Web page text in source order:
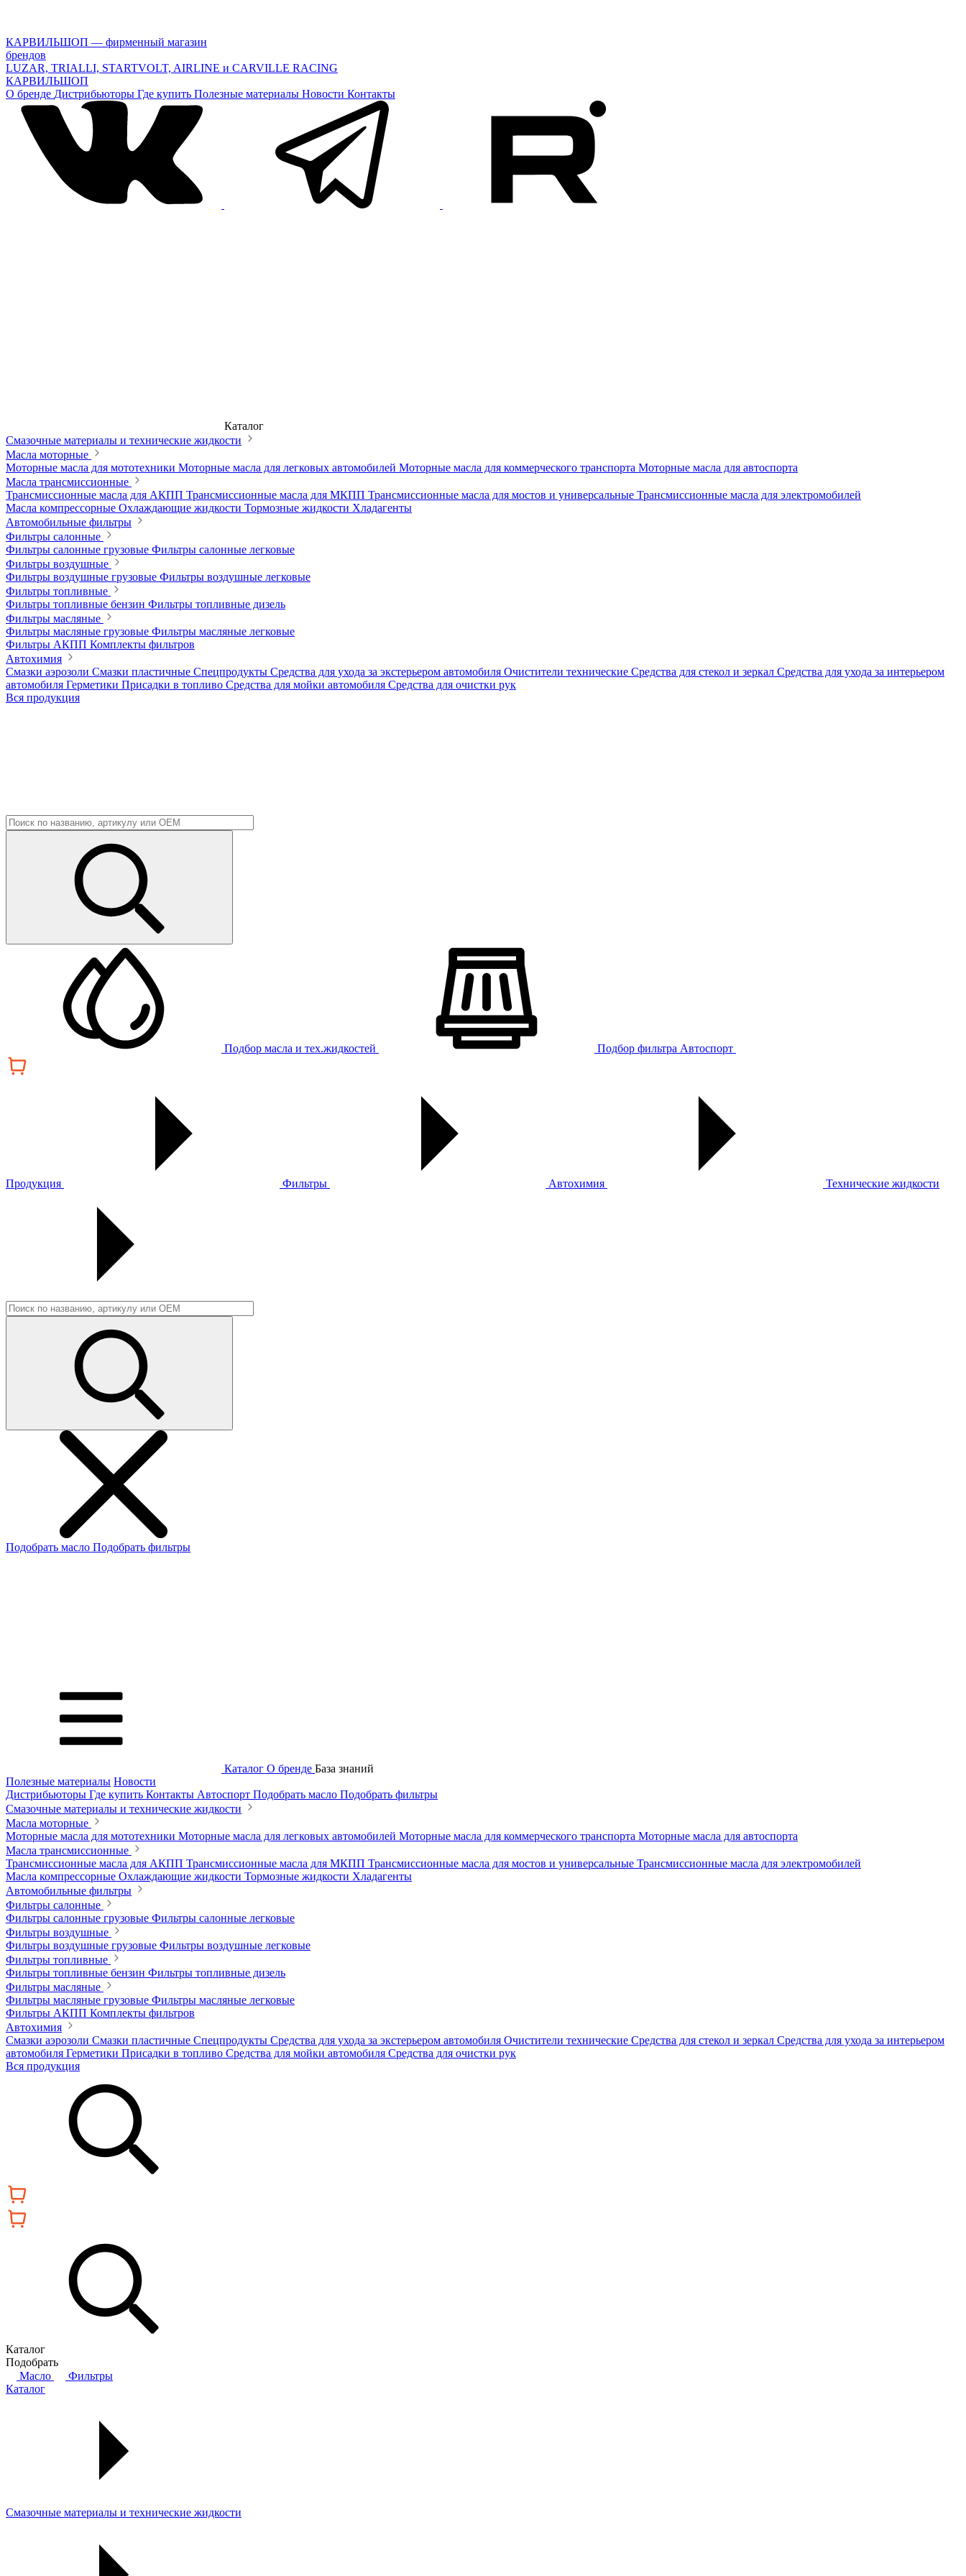
КАРВИЛЬШОП — фирменный магазин
брендов
LUZAR, TRIALLI, STARTVOLT, AIRLINE и CARVILLE RACING
КАРВИЛЬШОП
О бренде Дистрибьюторы Где купить Полезные материалы Новости Контакты
Каталог
Смазочные материалы и технические жидкости
Масла моторные
Моторные масла для мототехники Моторные масла для легковых автомобилей Моторные масла для коммерческого транспорта Моторные масла для автоспорта
Масла трансмиссионные
Трансмиссионные масла для АКПП Трансмиссионные масла для МКПП Трансмиссионные масла для мостов и универсальные Трансмиссионные масла для электромобилей
Масла компрессорные Охлаждающие жидкости Тормозные жидкости Хладагенты
Автомобильные фильтры
Фильтры салонные
Фильтры салонные грузовые Фильтры салонные легковые
Фильтры воздушные
Фильтры воздушные грузовые Фильтры воздушные легковые
Фильтры топливные
Фильтры топливные бензин Фильтры топливные дизель
Фильтры масляные
Фильтры масляные грузовые Фильтры масляные легковые
Фильтры АКПП Комплекты фильтров
Автохимия
Смазки аэрозоли Смазки пластичные Спецпродукты Средства для ухода за экстерьером автомобиля Очистители технические Средства для стекол и зеркал Средства для ухода за интерьером
автомобиля Герметики Присадки в топливо Средства для мойки автомобиля Средства для очистки рук
Вся продукция
Подбор масла и тех.жидкостей Подбор фильтра Автоспорт
Продукция Фильтры Автохимия Технические жидкости
Подобрать масло Подобрать фильтры
Каталог О бренде База знаний
Полезные материалы Новости
Дистрибьюторы Где купить Контакты Автоспорт Подобрать масло Подобрать фильтры
Смазочные материалы и технические жидкости
Масла моторные
Моторные масла для мототехники Моторные масла для легковых автомобилей Моторные масла для коммерческого транспорта Моторные масла для автоспорта
Масла трансмиссионные
Трансмиссионные масла для АКПП Трансмиссионные масла для МКПП Трансмиссионные масла для мостов и универсальные Трансмиссионные масла для электромобилей
Масла компрессорные Охлаждающие жидкости Тормозные жидкости Хладагенты
Автомобильные фильтры
Фильтры салонные
Фильтры салонные грузовые Фильтры салонные легковые
Фильтры воздушные
Фильтры воздушные грузовые Фильтры воздушные легковые
Фильтры топливные
Фильтры топливные бензин Фильтры топливные дизель
Фильтры масляные
Фильтры масляные грузовые Фильтры масляные легковые
Фильтры АКПП Комплекты фильтров
Автохимия
Смазки аэрозоли Смазки пластичные Спецпродукты Средства для ухода за экстерьером автомобиля Очистители технические Средства для стекол и зеркал Средства для ухода за интерьером
автомобиля Герметики Присадки в топливо Средства для мойки автомобиля Средства для очистки рук
Вся продукция
Каталог
Подобрать
Масло
Фильтры
Каталог
Смазочные материалы и технические жидкости